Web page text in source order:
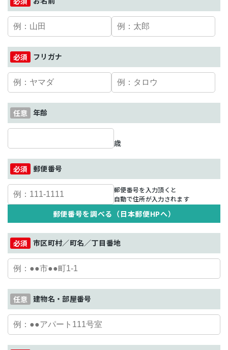
フリガナ
年齢
歳
郵便番号
郵便番号を入力頂くと
自動で住所が入力されます
郵便番号を調べる（日本郵便HPへ）
市区町村／町名／丁目番地
建物名・部屋番号